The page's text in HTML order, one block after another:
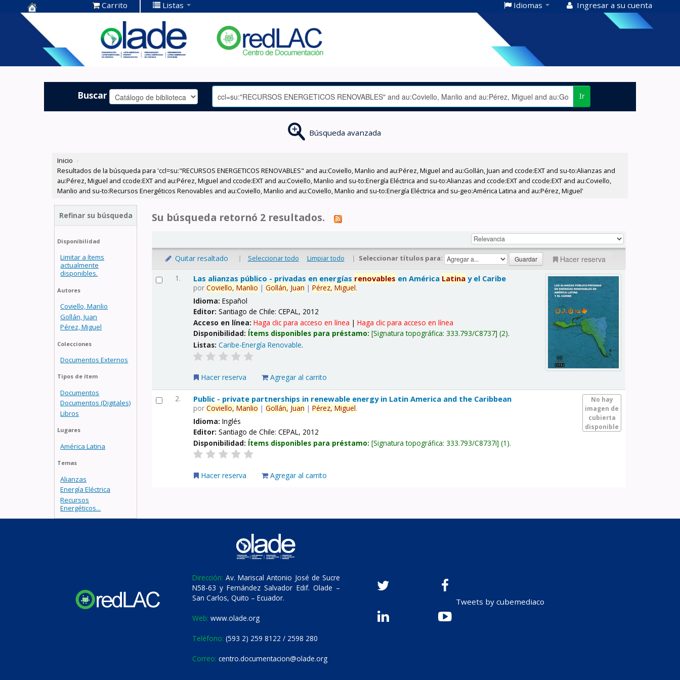
Centro de
Documentación
OLADE -
Carrito Listas Idiomas Ingresar a su cuenta
Buscar Ir
Búsqueda avanzada
Inicio ›
Resultados de la búsqueda para 'ccl=su:"RECURSOS ENERGETICOS RENOVABLES" and au:Coviello, Manlio and au:Pérez, Miguel and au:Gollán, Juan and ccode:EXT and su-to:Alianzas and
au:Pérez, Miguel and ccode:EXT and au:Pérez, Miguel and ccode:EXT and au:Coviello, Manlio and su-to:Energía Eléctrica and su-to:Alianzas and ccode:EXT and ccode:EXT and au:Coviello,
Manlio and su-to:Recursos Energéticos Renovables and au:Coviello, Manlio and au:Coviello, Manlio and su-to:Energía Eléctrica and su-geo:América Latina and au:Pérez, Miguel'
Refinar su búsqueda
Disponibilidad
Limitar a ítems
actualmente
disponibles.
Autores
Coviello, Manlio
Gollán, Juan
Pérez, Miguel
Colecciones
Documentos Externos
Tipos de ítem
Documentos
Documentos (Digitales)
Libros
Lugares
América Latina
Temas
Alianzas
Energía Eléctrica
Recursos
Energéticos...
Su búsqueda retornó 2 resultados.
Quitar resaltado | Seleccionar todo Limpiar todo | Seleccionar títulos para: Hacer reserva
1. Las alianzas público - privadas en energías renovables en América Latina y el Caribe
porCoviello, Manlio |Gollán, Juan |Pérez, Miguel.
Idioma:Español
Editor:Santiago de Chile: CEPAL, 2012
Acceso en línea:Haga clic para acceso en línea |Haga clic para acceso en línea
Disponibilidad: Ítems disponibles para préstamo: Signatura topográfica:333.793/C8737 (2).
Listas: Caribe-Energía Renovable.
Hacer reserva Agregar al carrito
2.
No hay
imagen de
cubierta
disponible
Public - private partnerships in renewable energy in Latin America and the Caribbean
porCoviello, Manlio |Gollán, Juan |Pérez, Miguel.
Idioma:Inglés
Editor:Santiago de Chile: CEPAL, 2012
Disponibilidad: Ítems disponibles para préstamo: Signatura topográfica:333.793/C8737i (1).
Hacer reserva Agregar al carrito
Dirección: Av. Mariscal Antonio José de Sucre
N58-63 y Fernández Salvador Edif. Olade –
San Carlos, Quito – Ecuador.
Web: www.olade.org
Teléfono: (593 2) 259 8122 / 2598 280
Correo: centro.documentacion@olade.org
Tweets by cubemediaco